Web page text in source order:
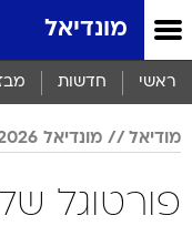
מונדיאל
ראשי חדשות
מודיאל מונדיאל 2026
פורטוגל